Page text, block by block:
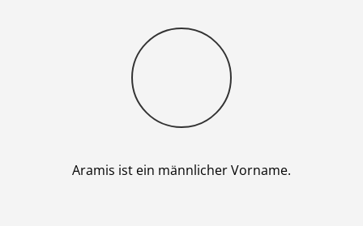
Junge
Aramis ist ein männlicher Vorname.